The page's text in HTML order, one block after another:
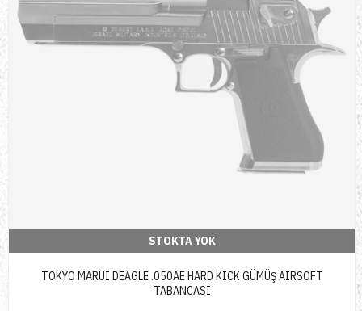
STOKTA YOK
TOKYO MARUI DEAGLE .050AE HARD KICK GÜMÜŞ AIRSOFT
TABANCASI